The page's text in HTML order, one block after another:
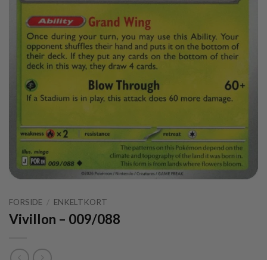
FORSIDE / ENKELTKORT
Vivillon – 009/088